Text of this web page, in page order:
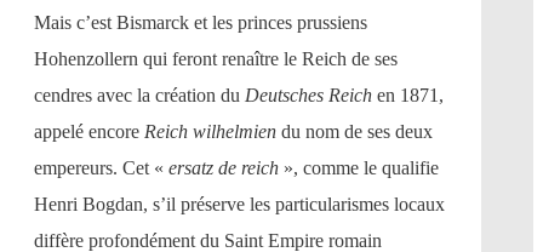
Mais c’est Bismarck et les princes prussiens
Hohenzollern qui feront renaître le Reich de ses
cendres avec la création du Deutsches Reich en 1871,
appelé encore Reich wilhelmien du nom de ses deux
empereurs. Cet « ersatz de reich », comme le qualifie
Henri Bogdan, s’il préserve les particularismes locaux
diffère profondément du Saint Empire romain